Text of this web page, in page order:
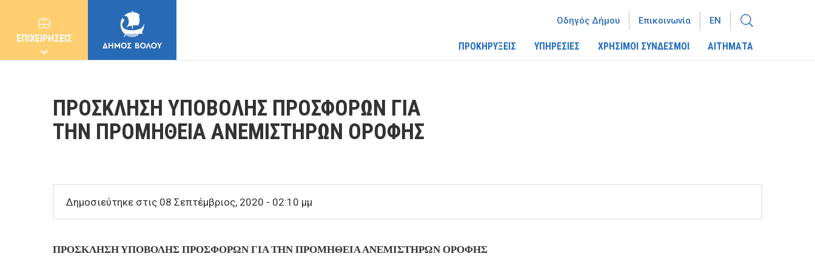
ΕΠΙΧΕΙΡΗΣΕΙΣ
ΠΡΟΚΗΡΥΞΕΙΣ ΥΠΗΡΕΣΙΕΣ ΧΡΗΣΙΜΟΙ ΣΥΝΔΕΣΜΟΙ ΑΙΤΗΜΑΤΑ
Οδηγός Δήμου Επικοινωνία EN
ΠΡΟΣΚΛΗΣΗ ΥΠΟΒΟΛΗΣ ΠΡΟΣΦΟΡΩΝ ΓΙΑ
ΤΗΝ ΠΡΟΜΗΘΕΙΑ ΑΝΕΜΙΣΤΗΡΩΝ ΟΡΟΦΗΣ
Δημοσιεύτηκε στις 08 Σεπτέμβριος, 2020 - 02:10 μμ
ΠΡΟΣΚΛΗΣΗ ΥΠΟΒΟΛΗΣ ΠΡΟΣΦΟΡΩΝ ΓΙΑ ΤΗΝ ΠΡΟΜΗΘΕΙΑ ΑΝΕΜΙΣΤΗΡΩΝ ΟΡΟΦΗΣ